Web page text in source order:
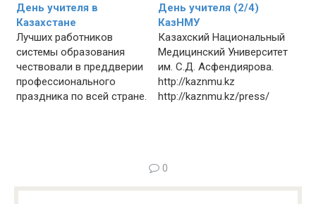
День учителя в
Казахстане
Лучших работников
системы образования
чествовали в преддверии
профессионального
праздника по всей стране.
День учителя (2/4)
КазНМУ
Казахский Национальный
Медицинский Университет
им. С.Д. Асфендиярова.
http://kaznmu.kz
http://kaznmu.kz/press/
0